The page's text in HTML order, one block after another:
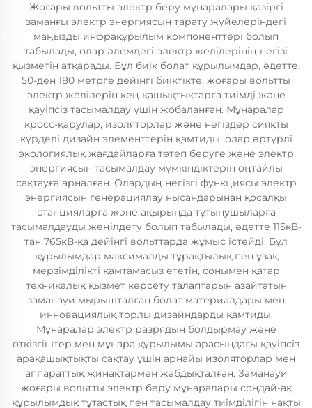
Жоғары вольтты электр беру мұнаралары қазіргі
заманғы электр энергиясын тарату жүйелеріндегі
маңызды инфрақұрылым компоненттері болып
табылады, олар әлемдегі электр желілерінің негізі
қызметін атқарады. Бұл биік болат құрылымдар, әдетте,
50-ден 180 метрге дейінгі биіктікте, жоғары вольтты
электр желілерін кең қашықтықтарға тиімді және
қауіпсіз тасымалдау үшін жобаланған. Мұнаралар
кросс-қарулар, изоляторлар және негіздер сияқты
күрделі дизайн элементтерін қамтиды, олар әртүрлі
экологиялық жағдайларға төтеп беруге және электр
энергиясын тасымалдау мүмкіндіктерін оңтайлы
сақтауға арналған. Олардың негізгі функциясы электр
энергиясын генерациялау нысандарынан қосалқы
станцияларға және ақырында тұтынушыларға
тасымалдауды жеңілдету болып табылады, әдетте 115кВ-
тан 765кВ-қа дейінгі вольттарда жұмыс істейді. Бұл
құрылымдар максималды тұрақтылық пен ұзақ
мерзімділікті қамтамасыз ететін, сонымен қатар
техникалық қызмет көрсету талаптарын азайтатын
заманауи мырышталған болат материалдары мен
инновациялық торлы дизайндарды қамтиды.
Мұнаралар электр разрядын болдырмау және
өткізгіштер мен мұнара құрылымы арасындағы қауіпсіз
арақашықтықты сақтау үшін арнайы изоляторлар мен
аппараттық жинақтармен жабдықталған. Заманауи
жоғары вольтты электр беру мұнаралары сондай-ақ
құрылымдық тұтастық пен тасымалдау тиімділігін нақты